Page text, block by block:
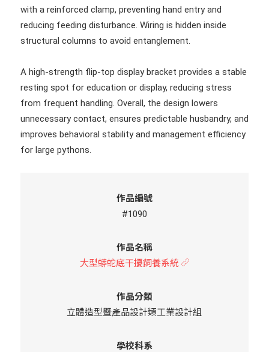
with a reinforced clamp, preventing hand entry and
reducing feeding disturbance. Wiring is hidden inside
structural columns to avoid entanglement.
A high-strength flip-top display bracket provides a stable
resting spot for education or display, reducing stress
from frequent handling. Overall, the design lowers
unnecessary contact, ensures predictable husbandry, and
improves behavioral stability and management efficiency
for large pythons.
作品編號
#1090
作品名稱
大型蟒蛇底干擾飼養系統
作品分類
立體造型暨產品設計類工業設計組
學校科系